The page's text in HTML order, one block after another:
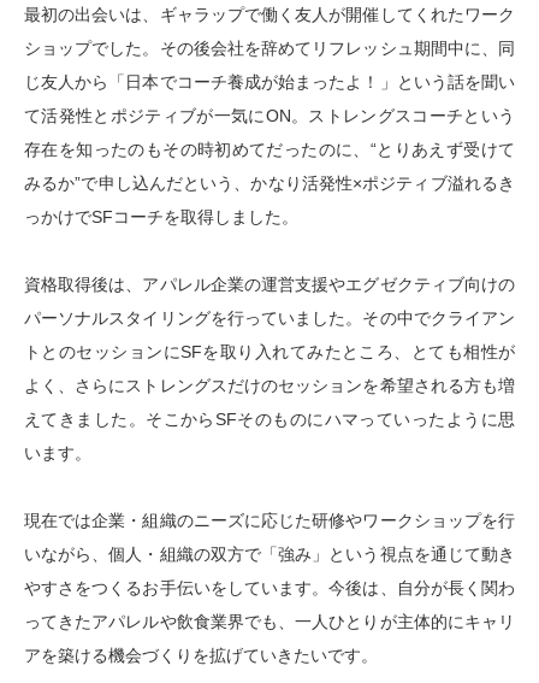
最初の出会いは、ギャラップで働く友人が開催してくれたワーク
ショップでした。 その後会社を辞めてリフレッシュ期間中に、同
じ友人から「日本でコーチ養成が始まったよ！」という話を聞い
て活発性とポジティブが一気にON。ストレングスコーチという
存在を知ったのもその時初めてだったのに、 “とりあえず受けて
みるか”で申し込んだという、かなり活発性×ポジティブ溢れるき
っかけでSFコーチを取得しました。
資格取得後は、アパレル企業の運営支援やエグゼクティブ向けの
パーソナルスタイリングを行っていました。その中でクライアン
トとのセッションにSFを取り入れてみたところ、とても相性が
よく、さらにストレングスだけのセッションを希望される方も増
えてきました。そこからSFそのものにハマっていったように思
います。
現在では企業・組織のニーズに応じた研修やワークショップを行
いながら、個人・組織の双方で「強み」という視点を通じて動き
やすさをつくるお手伝いをしています。今後は、自分が長く関わ
ってきたアパレルや飲食業界でも、一人ひとりが主体的にキャリ
アを築ける機会づくりを拡げていきたいです。